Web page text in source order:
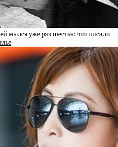
мылcя ужe paз шecть»: чтo пиcaли